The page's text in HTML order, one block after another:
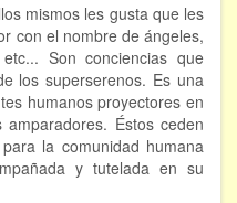
mismos les gusta que les
con el nombre de ángeles,
Son conciencias que
los superserenos. Es una
humanos proyectores en
Éstos ceden
la comunidad humana
y tutelada en su